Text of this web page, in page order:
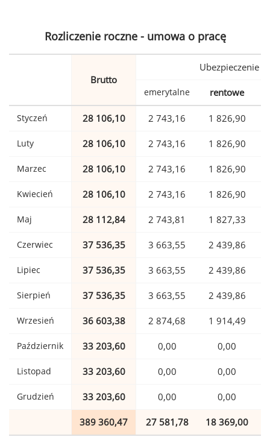
Rozliczenie roczne - umowa o pracę
Brutto
Ubezpieczenie
emerytalne rentowe
Styczeń 28 106,10 2 743,16 1 826,90
Luty 28 106,10 2 743,16 1 826,90
Marzec 28 106,10 2 743,16 1 826,90
Kwiecień 28 106,10 2 743,16 1 826,90
Maj 28 112,84 2 743,81 1 827,33
Czerwiec 37 536,35 3 663,55 2 439,86
Lipiec 37 536,35 3 663,55 2 439,86
Sierpień 37 536,35 3 663,55 2 439,86
Wrzesień 36 603,38 2 874,68 1 914,49
Październik 33 203,60 0,00 0,00
Listopad 33 203,60 0,00 0,00
Grudzień 33 203,60 0,00 0,00
389 360,47 27 581,78 18 369,00